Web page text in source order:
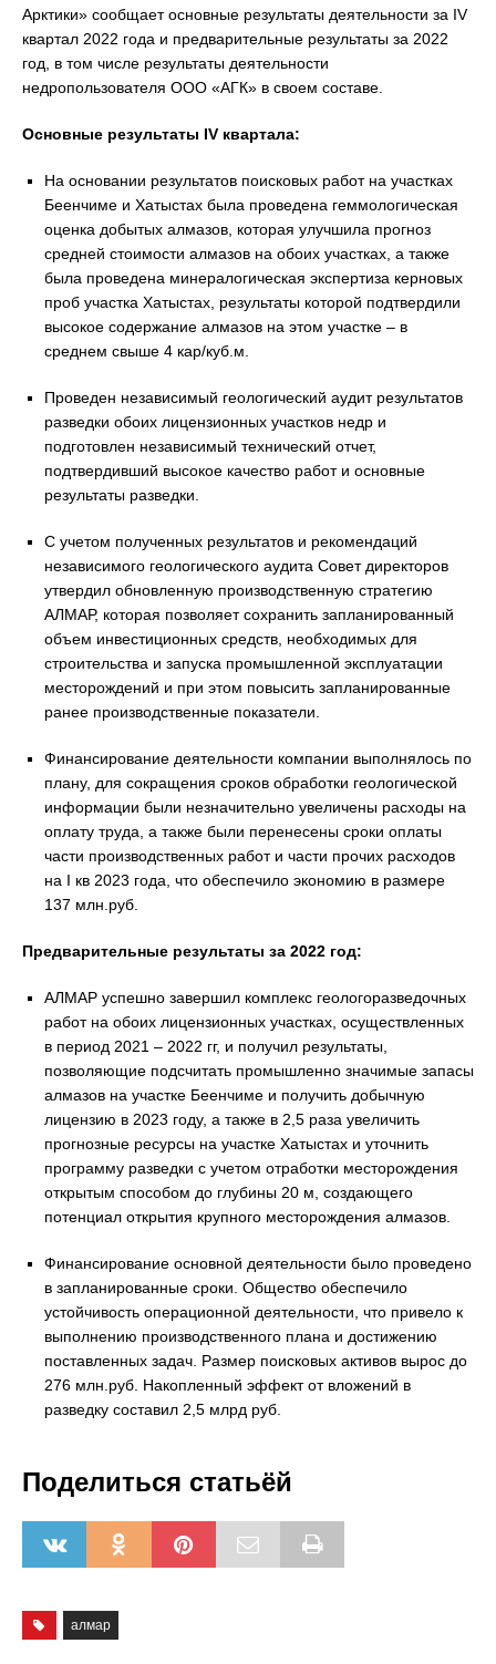
Арктики» сообщает основные результаты деятельности за IV
квартал 2022 года и предварительные результаты за 2022
год, в том числе результаты деятельности
недропользователя ООО «АГК» в своем составе.
Основные результаты IV квартала:
На основании результатов поисковых работ на участках
Беенчиме и Хатыстах была проведена геммологическая
оценка добытых алмазов, которая улучшила прогноз
средней стоимости алмазов на обоих участках, а также
была проведена минералогическая экспертиза керновых
проб участка Хатыстах, результаты которой подтвердили
высокое содержание алмазов на этом участке – в
среднем свыше 4 кар/куб.м.
Проведен независимый геологический аудит результатов
разведки обоих лицензионных участков недр и
подготовлен независимый технический отчет,
подтвердивший высокое качество работ и основные
результаты разведки.
С учетом полученных результатов и рекомендаций
независимого геологического аудита Совет директоров
утвердил обновленную производственную стратегию
АЛМАР, которая позволяет сохранить запланированный
объем инвестиционных средств, необходимых для
строительства и запуска промышленной эксплуатации
месторождений и при этом повысить запланированные
ранее производственные показатели.
Финансирование деятельности компании выполнялось по
плану, для сокращения сроков обработки геологической
информации были незначительно увеличены расходы на
оплату труда, а также были перенесены сроки оплаты
части производственных работ и части прочих расходов
на I кв 2023 года, что обеспечило экономию в размере
137 млн.руб.
Предварительные результаты за 2022 год:
АЛМАР успешно завершил комплекс геологоразведочных
работ на обоих лицензионных участках, осуществленных
в период 2021 – 2022 гг, и получил результаты,
позволяющие подсчитать промышленно значимые запасы
алмазов на участке Беенчиме и получить добычную
лицензию в 2023 году, а также в 2,5 раза увеличить
прогнозные ресурсы на участке Хатыстах и уточнить
программу разведки с учетом отработки месторождения
открытым способом до глубины 20 м, создающего
потенциал открытия крупного месторождения алмазов.
Финансирование основной деятельности было проведено
в запланированные сроки. Общество обеспечило
устойчивость операционной деятельности, что привело к
выполнению производственного плана и достижению
поставленных задач. Размер поисковых активов вырос до
276 млн.руб. Накопленный эффект от вложений в
разведку составил 2,5 млрд руб.
Поделиться статьёй
алмар